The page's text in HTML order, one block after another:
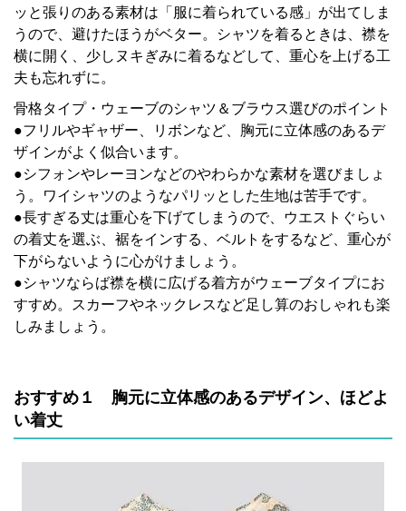
ッと張りのある素材は「服に着られている感」が出てしま
うので、避けたほうがベター。シャツを着るときは、襟を
横に開く、少しヌキぎみに着るなどして、重心を上げる工
夫も忘れずに。
骨格タイプ・ウェーブのシャツ＆ブラウス選びのポイント
●フリルやギャザー、リボンなど、胸元に立体感のあるデ
ザインがよく似合います。
●シフォンやレーヨンなどのやわらかな素材を選びましょ
う。ワイシャツのようなパリッとした生地は苦手です。
●長すぎる丈は重心を下げてしまうので、ウエストぐらい
の着丈を選ぶ、裾をインする、ベルトをするなど、重心が
下がらないように心がけましょう。
●シャツならば襟を横に広げる着方がウェーブタイプにお
すすめ。スカーフやネックレスなど足し算のおしゃれも楽
しみましょう。
おすすめ１ 胸元に立体感のあるデザイン、ほどよ
い着丈